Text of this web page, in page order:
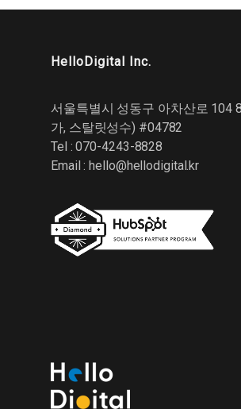
HelloDigital Inc.
서울특별시 성동구 아차산로 104
가, 스탈릿성수) #04782
Tel : 070-4243-8828
Email : hello@hellodigital.kr